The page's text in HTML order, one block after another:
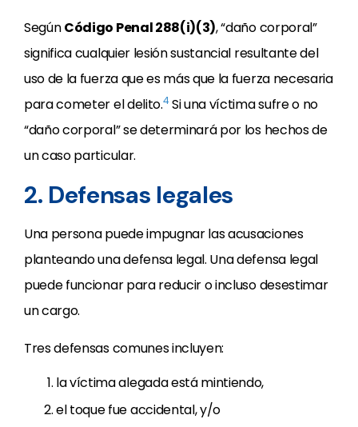
SegúnCódigo Penal 288(i)(3), “daño corporal”
significa cualquier lesión sustancial resultante del
uso de la fuerza que es más que la fuerza necesaria
para cometer el delito.4Si una víctima sufre o no
“daño corporal” se determinará por los hechos de
un caso particular.
2. Defensas legales
Una persona puede impugnar las acusaciones
planteando una defensa legal. Una defensa legal
puede funcionar para reducir o incluso desestimar
un cargo.
Tres defensas comunes incluyen:
la víctima alegada está mintiendo,
el toque fue accidental, y/o